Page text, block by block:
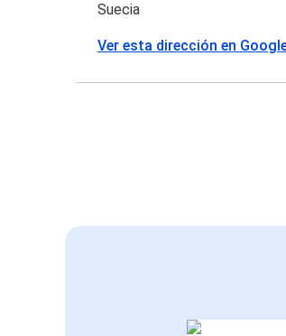
Suecia
Ver esta dirección en